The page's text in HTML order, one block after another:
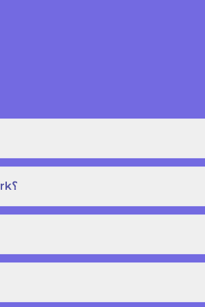
هل يمكنني طلب نسخة مطبوعة بغلاف مقوى من كتاب قصص على Story Spark؟